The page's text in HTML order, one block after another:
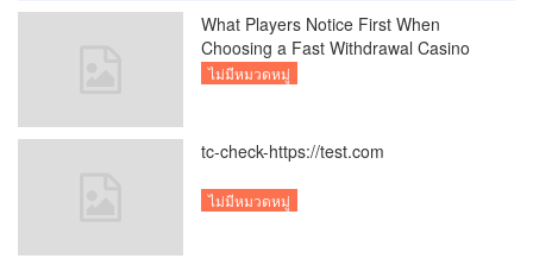
What Players Notice First When
Choosing a Fast Withdrawal Casino
UK
ไม่มีหมวดหมู่
tc-check-https://test.com
ไม่มีหมวดหมู่